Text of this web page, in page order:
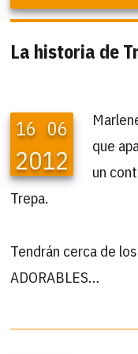
La historia de
16 06
2012
que
un
Trepa.
Tendrán cerca de
ADORABLES…